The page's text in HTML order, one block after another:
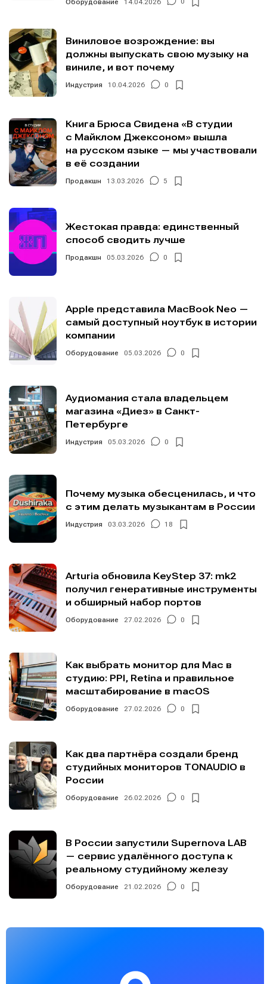
Мы в социальных сетях
Информация
О проекте Реклама
Редакционная политика (в разработке)
Предложение новостей Помощь проекту
Мы в социальных сетях
Информация
О проекте Реклама
Редакционная политика (в разработке)
Предложение новостей Помощь проекту
Виниловое возрождение: вы
должны выпускать свою музыку на
виниле, и вот почему
Индустрия 10.04.2026 0
Книга Брюса Свидена «В студии
с Майклом Джексоном» вышла
на русском языке — мы участвовали
в её создании
Продакшн 13.03.2026 5
Жестокая правда: единственный
способ сводить лучше
Продакшн 05.03.2026 0
Apple представила MacBook Neo —
самый доступный ноутбук в истории
компании
Оборудование 05.03.2026 0
Аудиомания стала владельцем
магазина «Диез» в Санкт-
Петербурге
Индустрия 05.03.2026 0
Почему музыка обесценилась, и что
с этим делать музыкантам в России
Индустрия 03.03.2026 18
Arturia обновила KeyStep 37: mk2
получил генеративные инструменты
и обширный набор портов
Оборудование 27.02.2026 0
Как выбрать монитор для Mac в
студию: PPI, Retina и правильное
масштабирование в macOS
Оборудование 27.02.2026 0
Как два партнёра создали бренд
студийных мониторов TONAUDIO в
России
Оборудование 26.02.2026 0
В России запустили Supernova LAB
— сервис удалённого доступа к
реальному студийному железу
Оборудование 21.02.2026 0